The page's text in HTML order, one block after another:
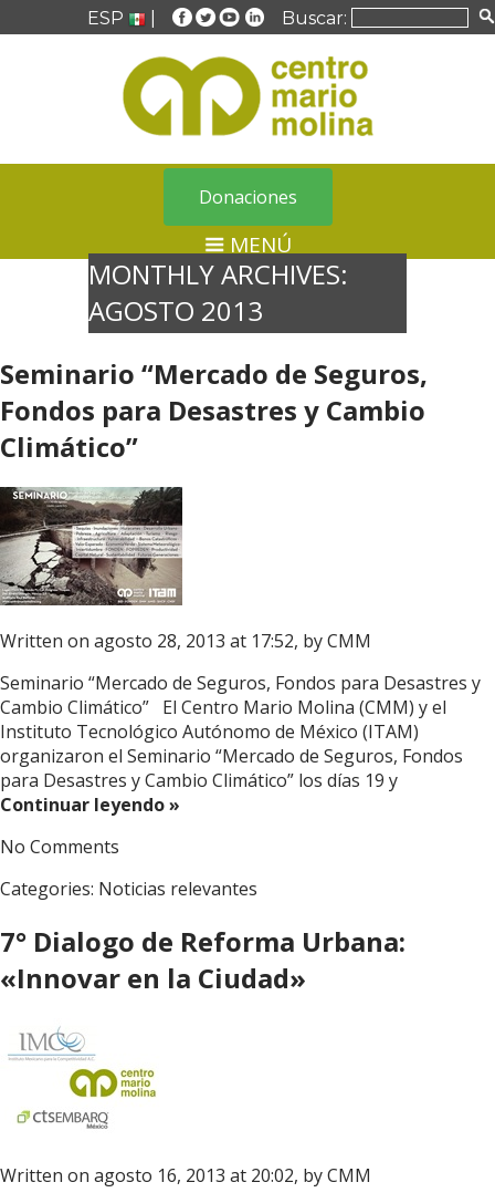
ESP Buscar:
Donaciones
MENÚ
MONTHLY ARCHIVES:
AGOSTO 2013
Seminario “Mercado de Seguros,
Fondos para Desastres y Cambio
Climático”
Written on agosto 28, 2013 at 17:52, byCMM
Seminario “Mercado de Seguros, Fondos para Desastres y
Cambio Climático” El Centro Mario Molina (CMM) y el
Instituto Tecnológico Autónomo de México (ITAM)
organizaron el Seminario “Mercado de Seguros, Fondos
para Desastres y Cambio Climático” los días 19 y
Continuar leyendo »
No Comments
Categories: Noticias relevantes
7° Dialogo de Reforma Urbana:
«Innovar en la Ciudad»
Written on agosto 16, 2013 at 20:02, byCMM